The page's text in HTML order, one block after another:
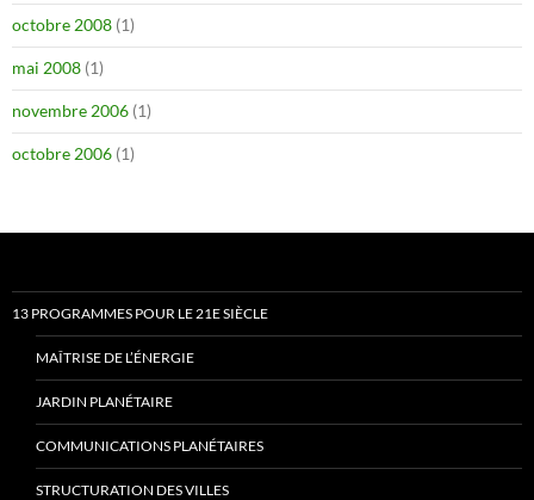
octobre 2008 (1)
mai 2008 (1)
novembre 2006 (1)
octobre 2006 (1)
13 PROGRAMMES POUR LE 21E SIÈCLE
MAÎTRISE DE L’ÉNERGIE
JARDIN PLANÉTAIRE
COMMUNICATIONS PLANÉTAIRES
STRUCTURATION DES VILLES